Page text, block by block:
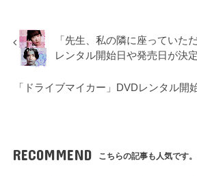
「先生、私の隣に座っていた
レンタル開始日や発売日が決定
「ドライブマイカー」DVDレンタル開
RECOMMEND こちらの記事も人気です。